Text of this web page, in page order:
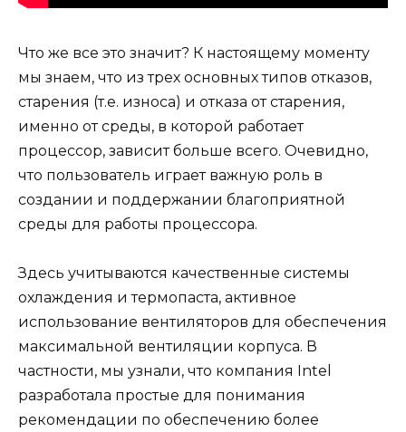
Что же все это значит? К настоящему моменту
мы знаем, что из трех основных типов отказов,
старения (т.е. износа) и отказа от старения,
именно от среды, в которой работает
процессор, зависит больше всего. Очевидно,
что пользователь играет важную роль в
создании и поддержании благоприятной
среды для работы процессора.
Здесь учитываются качественные системы
охлаждения и термопаста, активное
использование вентиляторов для обеспечения
максимальной вентиляции корпуса. В
частности, мы узнали, что компания Intel
разработала простые для понимания
рекомендации по обеспечению более